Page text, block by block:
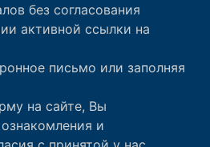
без согласования
активной ссылки на
письмо или заполняя
на сайте, Вы
и